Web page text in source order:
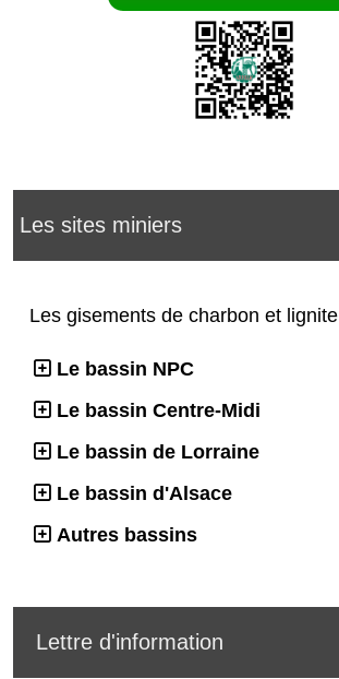
Les sites miniers
Les gisements de charbon et lignite
Le bassin NPC
Le bassin Centre-Midi
Le bassin de Lorraine
Le bassin d'Alsace
Autres bassins
Lettre d'information